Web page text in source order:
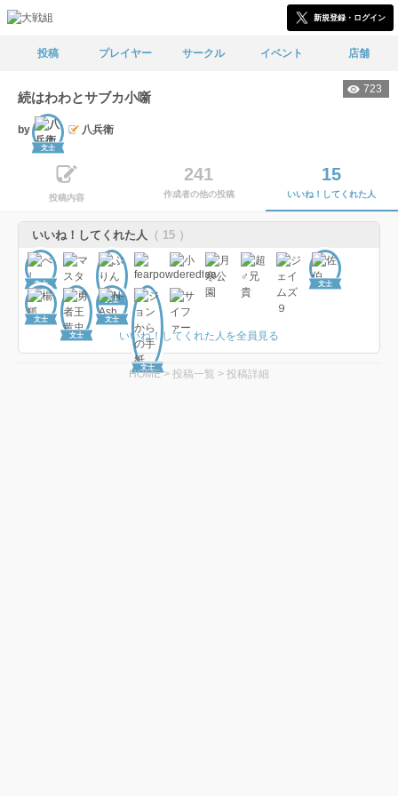
新規登録・ログイン
投稿 プレイヤー サークル イベント 店舗
723
続はわわとサブカ小噺
by
文士
八兵衛
投稿内容
241
作成者の他の投稿
15
いいね！してくれた人
いいね！してくれた人 （ 15 ）
文士
文士
文士
文士
文士
文士
文士
いいね！してくれた人を全員見る
HOME> 投稿一覧 > 投稿詳細